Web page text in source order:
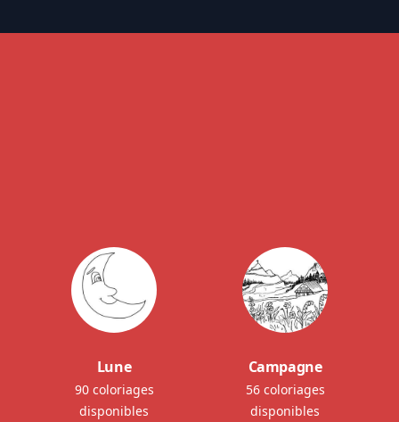
Lune
90 coloriages
disponibles
Campagne
56 coloriages
disponibles